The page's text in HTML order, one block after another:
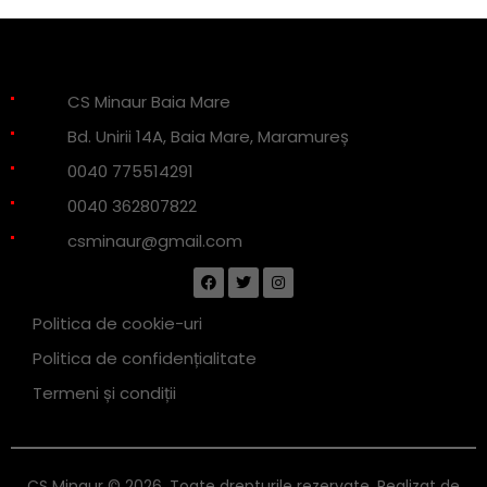
CS Minaur Baia Mare
Bd. Unirii 14A, Baia Mare, Maramureș
0040 775514291
0040 362807822
csminaur@gmail.com
Politica de cookie-uri
Politica de confidențialitate
Termeni și condiții